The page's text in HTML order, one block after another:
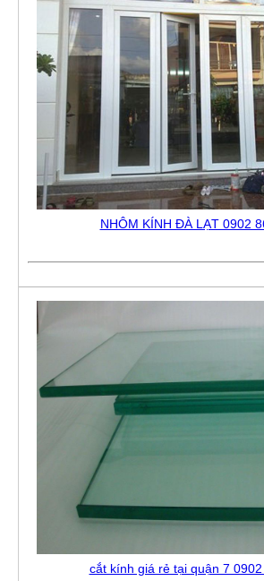
NHÔM KÍNH ĐÀ LẠT 0902
cắt kính giá rẻ tại quận 7